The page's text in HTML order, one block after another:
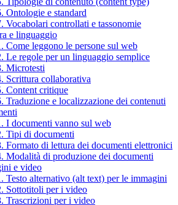
Ontologie e standard
Vocabolari controllati e tassonomie
e linguaggio
Come leggono le persone sul web
Le regole per un linguaggio semplice
Microtesti
Scrittura collaborativa
Content critique
Traduzione e localizzazione dei contenuti
I documenti vanno sul web
Tipi di documenti
Formato di lettura dei documenti elettronici
Modalità di produzione dei documenti
e video
Testo alternativo (alt text) per le immagini
Sottotitoli per i video
Trascrizioni per i video